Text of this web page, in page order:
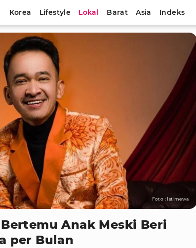
Korea Lifestyle Lokal Barat Asia Indeks
Foto : Istimewa
Anak Meski Beri
per Bulan